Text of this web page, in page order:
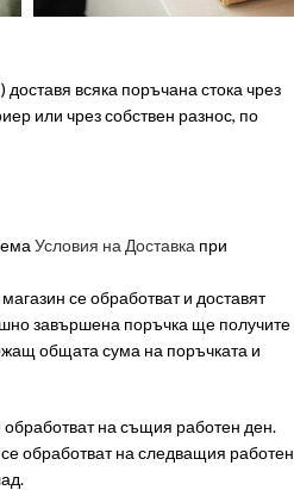
всяка поръчана стока чрез
или чрез собствен разнос, по
Условия на Доставка при
се обработват и доставят
завършена поръчка ще получите
общата сума на поръчката и
на същия работен ден.
обработват на следващия работен